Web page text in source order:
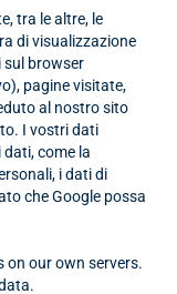
tra le altre, le
di visualizzazione
sul browser
pagine visitate,
al nostro sito
I vostri dati
come la
i dati di
che Google possa
on our own servers.